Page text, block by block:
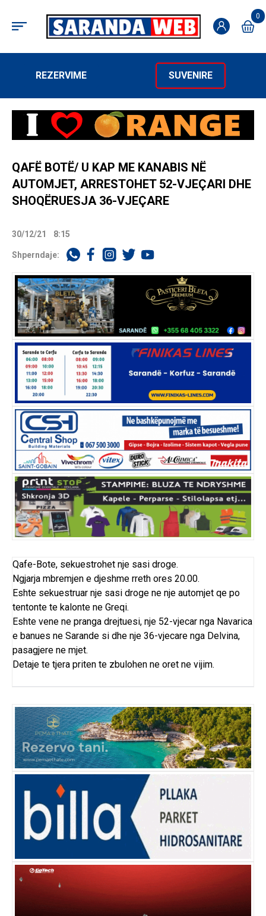
0
REZERVIME SUVENIRE
QAFË BOTË/ U KAP ME KANABIS NË
AUTOMJET, ARRESTOHET 52-VJEÇARI DHE
SHOQËRUESJA 36-VJEÇARE
30/12/21 8:15
Shperndaje:
Qafe-Bote, sekuestrohet nje sasi droge.
Ngjarja mbremjen e djeshme rreth ores 20.00.
Eshte sekuestruar nje sasi droge ne nje automjet qe po
tentonte te kalonte ne Greqi.
Eshte vene ne pranga drejtuesi, nje 52-vjecar nga Navarica
e banues ne Sarande si dhe nje 36-vjecare nga Delvina,
pasagjere ne mjet.
Detaje te tjera priten te zbulohen ne oret ne vijim.